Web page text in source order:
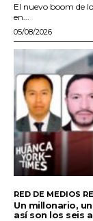
El nuevo boom de
en...
05/08/2026
RED DE MEDIOS
Un millonario,
así son los seis